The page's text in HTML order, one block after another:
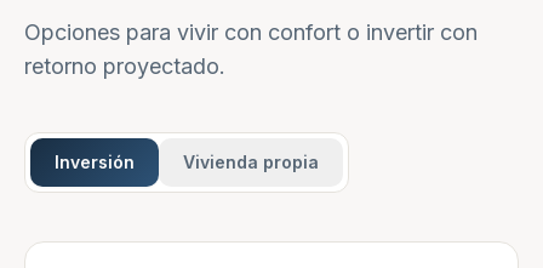
Opciones para vivir con confort o invertir con
retorno proyectado.
Inversión Vivienda propia